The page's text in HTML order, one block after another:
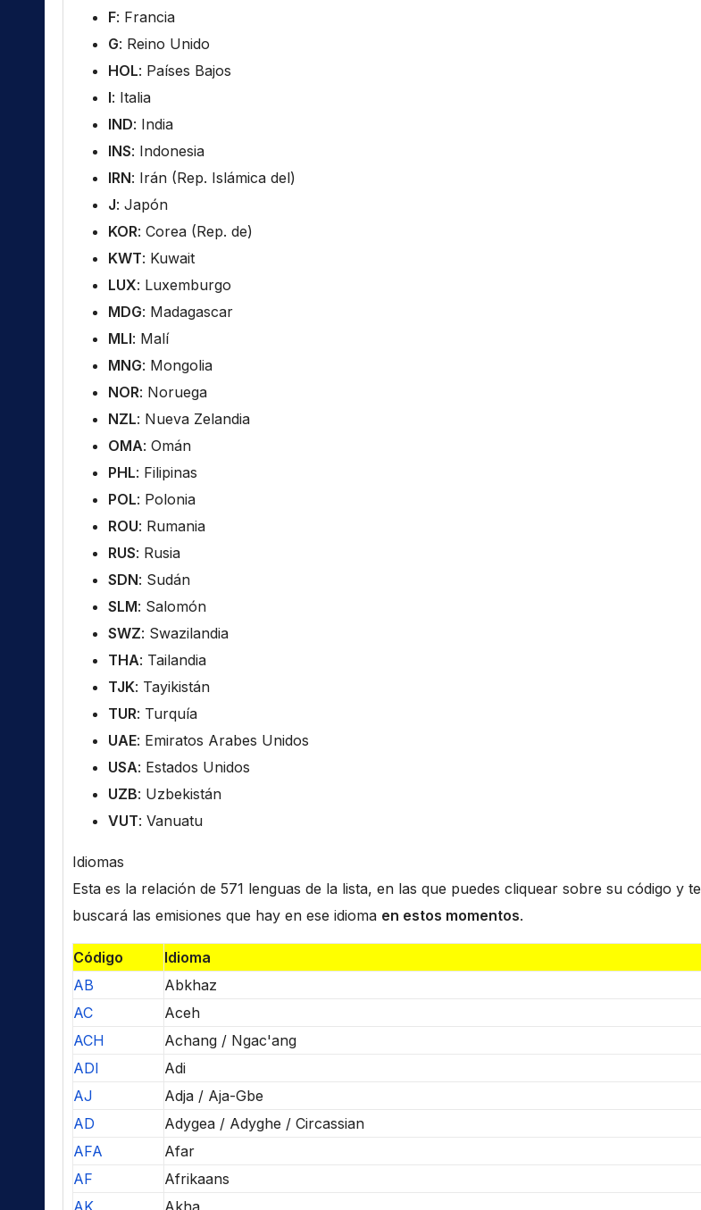
F: Francia
G: Reino Unido
HOL: Países Bajos
I: Italia
IND: India
INS: Indonesia
IRN: Irán (Rep. Islámica del)
J: Japón
KOR: Corea (Rep. de)
KWT: Kuwait
LUX: Luxemburgo
MDG: Madagascar
MLI: Malí
MNG: Mongolia
NOR: Noruega
NZL: Nueva Zelandia
OMA: Omán
PHL: Filipinas
POL: Polonia
ROU: Rumania
RUS: Rusia
SDN: Sudán
SLM: Salomón
SWZ: Swazilandia
THA: Tailandia
TJK: Tayikistán
TUR: Turquía
UAE: Emiratos Arabes Unidos
USA: Estados Unidos
UZB: Uzbekistán
VUT: Vanuatu
Idiomas
Esta es la relación de 571 lenguas de la lista, en las que puedes cliquear sobre su código y te
buscará las emisiones que hay en ese idioma en estos momentos.
Código
Idioma
AB
Abkhaz
AC
Aceh
ACH
Achang / Ngac'ang
ADI
Adi
AJ
Adja / Aja-Gbe
AD
Adygea / Adyghe / Circassian
AFA
Afar
AF
Afrikaans